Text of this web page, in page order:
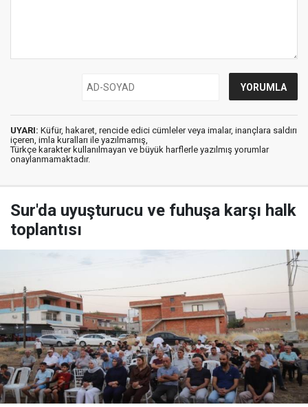
UYARI: Küfür, hakaret, rencide edici cümleler veya imalar, inançlara saldırı
içeren, imla kuralları ile yazılmamış,
Türkçe karakter kullanılmayan ve büyük harflerle yazılmış yorumlar
onaylanmamaktadır.
Sur'da uyuşturucu ve fuhuşa karşı halk
toplantısı